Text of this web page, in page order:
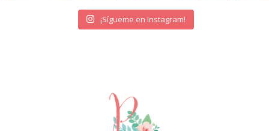
¡Sígueme en Instagram!